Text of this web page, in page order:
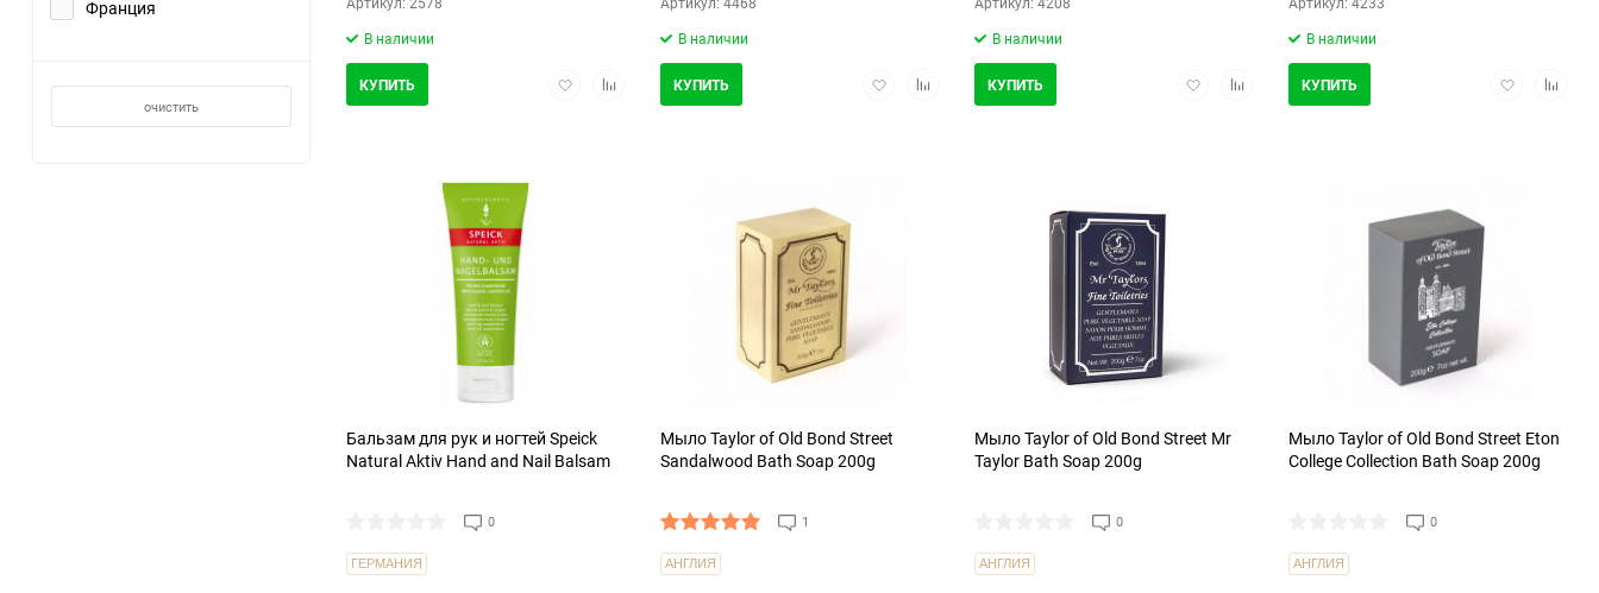
Франция
очистить
В наличии
ДобавитьДобавить
КУПИТЬ
В наличии
ДобавитьДобавить
КУПИТЬ
В наличии
ДобавитьДобавить
КУПИТЬ
В наличии
Добавить
КУПИТЬ
Бальзам для рук и ногтей Speick
Natural Aktiv Hand and Nail Balsam
0
ГЕРМАНИЯ
Мыло Taylor of Old Bond Street
Sandalwood Bath Soap 200g
1
АНГЛИЯ
Мыло Taylor of Old Bond Street Mr
Taylor Bath Soap 200g
0
АНГЛИЯ
Мыло Taylor of Old Bond Street Eton
College Collection Bath Soap 200g
0
АНГЛИЯ